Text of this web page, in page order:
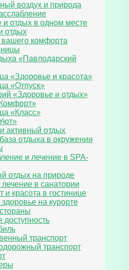
воздух и природа
и отдых в одном месте
отдых
вашего комфорта
«Павлодарский
«Здоровье и красота»
«Отпуск»
«Здоровье и отдых»
«Класс»
активный отдых
отдыха в окружении
и лечение в SPA-
отдых на природе
в санатории
и красота в гостинице
на курорте
доступность
транспорт
транспорт